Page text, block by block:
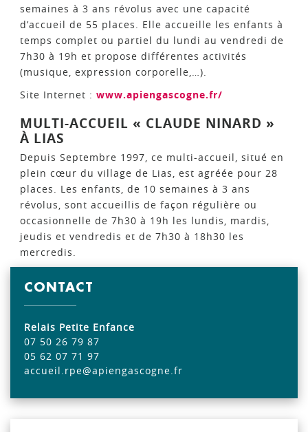
semaines à 3 ans révolus avec une capacité
d’accueil de 55 places. Elle accueille les enfants à
temps complet ou partiel du lundi au vendredi de
7h30 à 19h et propose différentes activités
(musique, expression corporelle,…).
Site Internet : www.apiengascogne.fr/
MULTI-ACCUEIL « CLAUDE NINARD »
À LIAS
Depuis Septembre 1997, ce multi-accueil, situé en
plein cœur du village de Lias, est agréée pour 28
places. Les enfants, de 10 semaines à 3 ans
révolus, sont accueillis de façon régulière ou
occasionnelle de 7h30 à 19h les lundis, mardis,
jeudis et vendredis et de 7h30 à 18h30 les
mercredis.
CONTACT
Relais Petite Enfance
07 50 26 79 87
05 62 07 71 97
accueil.rpe@apiengascogne.fr